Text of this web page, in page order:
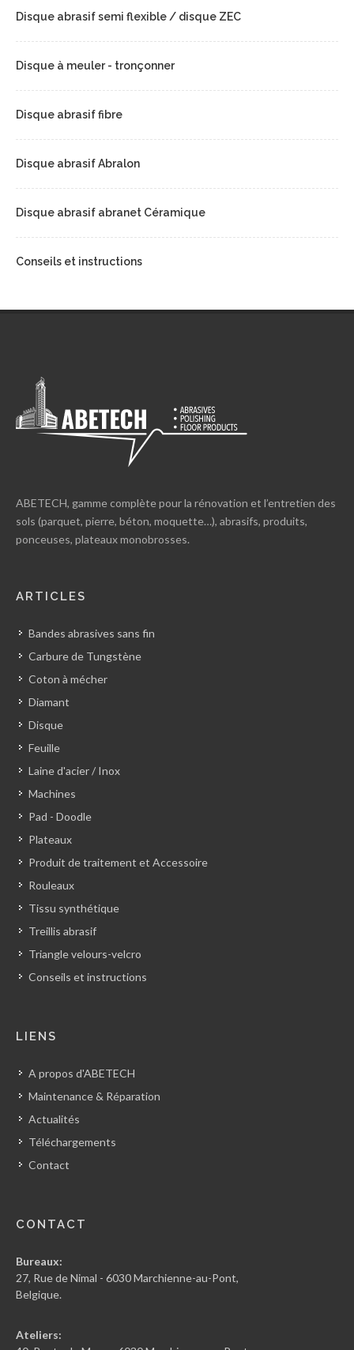
Disque abrasif semi flexible / disque ZEC
Disque à meuler - tronçonner
Disque abrasif fibre
Disque abrasif Abralon
Disque abrasif abranet Céramique
Conseils et instructions
ABETECH, gamme complète pour la rénovation et l’entretien des
sols (parquet, pierre, béton, moquette…), abrasifs, produits,
ponceuses, plateaux monobrosses.
ARTICLES
Bandes abrasives sans fin
Carbure de Tungstène
Coton à mécher
Diamant
Disque
Feuille
Laine d'acier / Inox
Machines
Pad - Doodle
Plateaux
Produit de traitement et Accessoire
Rouleaux
Tissu synthétique
Treillis abrasif
Triangle velours-velcro
Conseils et instructions
LIENS
A propos d'ABETECH
Maintenance & Réparation
Actualités
Téléchargements
Contact
CONTACT
Bureaux:
27, Rue de Nimal - 6030 Marchienne-au-Pont,
Belgique.
Ateliers: